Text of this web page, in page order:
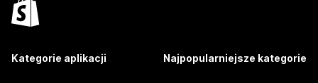
Kategorie aplikacji Najpopularniejsze kategorie